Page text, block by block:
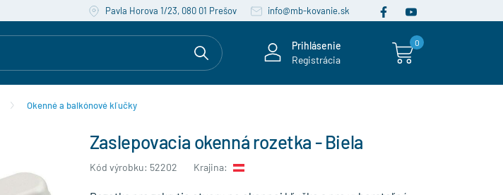
Pavla Horova 1/23, 080 01 Prešov info@mb-kovanie.sk
Prihlásenie
Registrácia
0
Okenné a balkónové kľučky
Zaslepovacia okenná rozetka - Biela
Kód výrobku: 52202 Krajina: